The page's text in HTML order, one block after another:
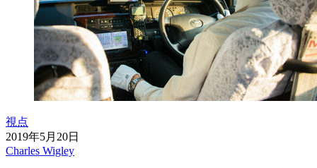
視点
2019年5月20日
Charles Wigley